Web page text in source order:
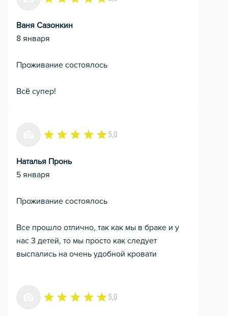
Ваня Сазонкин
8 января
Проживание состоялось
Всё супер!
5,0
Наталья Пронь
5 января
Проживание состоялось
Все прошло отлично, так как мы в браке и у
нас 3 детей, то мы просто как следует
выспались на очень удобной кровати
5,0